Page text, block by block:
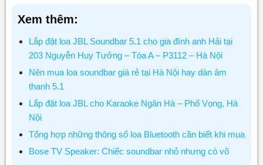
Xem thêm:
Lắp đặt loa JBL Soundbar 5.1 cho gia đình anh Hải tại
203 Nguyễn Huy Tưởng – Tòa A – P3112 – Hà Nội
Nên mua loa soundbar giá rẻ tại Hà Nội hay dàn âm
thanh 5.1
Lắp đặt loa JBL cho Karaoke Ngân Hà – Phố Vọng, Hà
Nội
Tổng hợp những thông số loa Bluetooth cần biết khi mua
Bose TV Speaker: Chiếc soundbar nhỏ nhưng có võ